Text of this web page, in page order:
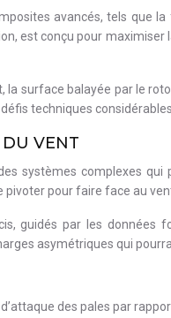
avancés, tels que
est conçu pour
la surface balayée par le
techniques
DU VENT
systèmes complexes
pour faire face au
guidés par les données
asymétriques qui
des pales par